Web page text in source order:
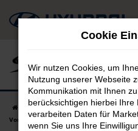
Zum
Hauptinhalt
Startseite Ingolstadt Hyundai
Vorführwagen in Ingolstadt günstig
Cookie
Wir nutzen Cookies, um
Nutzung unserer Webseite
Kommunikation mit Ihnen
berücksichtigen hierbei Ihre
verarbeiten Daten für
wenn Sie uns Ihre